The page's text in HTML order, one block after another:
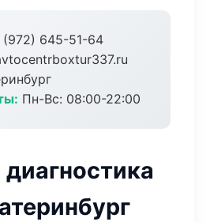
(972) 645-51-64
Пн-Вс: 08:00-22:00